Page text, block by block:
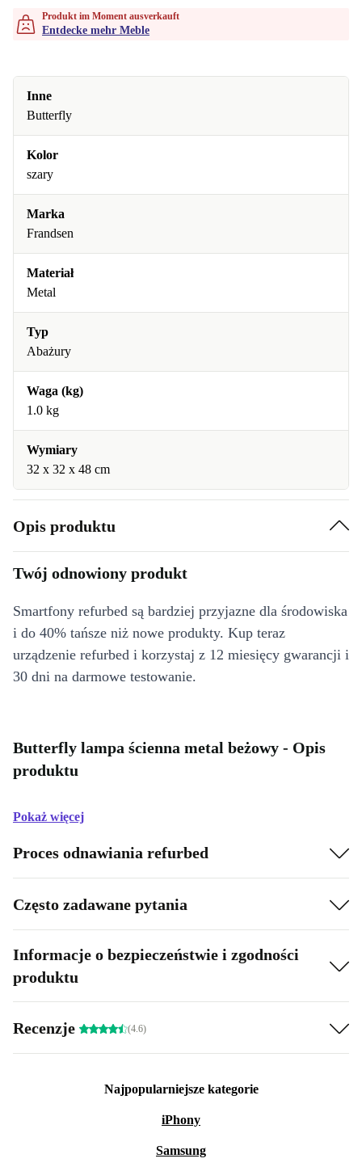
Produkt im Moment ausverkauft
Entdecke mehr Meble
Inne
Butterfly
Kolor
szary
Marka
Frandsen
Materiał
Metal
Typ
Abażury
Waga (kg)
1.0 kg
Wymiary
32 x 32 x 48 cm
Opis produktu
Twój odnowiony produkt
Smartfony refurbed są bardziej przyjazne dla środowiska
i do 40% tańsze niż nowe produkty. Kup teraz
urządzenie refurbed i korzystaj z 12 miesięcy gwarancji i
30 dni na darmowe testowanie.
Butterfly lampa ścienna metal beżowy - Opis
produktu
Pokaż więcej
Proces odnawiania refurbed
Często zadawane pytania
Informacje o bezpieczeństwie i zgodności
produktu
Recenzje (4.6)
Najpopularniejsze kategorie
iPhony
Samsung